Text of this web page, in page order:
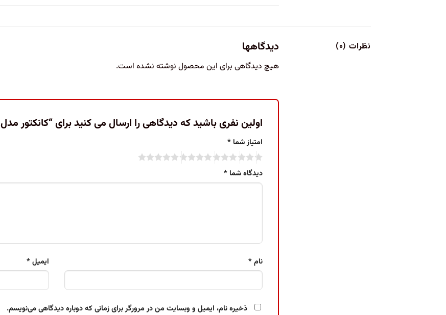
نظرات (۰) دیدگاهها
هیچ دیدگاهی برای این محصول نوشته نشده است.
اولین نفری باشید که دیدگاهی را ارسال می کنید برای “کانکتور مدل XT90 (مادگی)”
امتیاز شما *
دیدگاه شما *
نام* ایمیل*
ذخیره نام، ایمیل و وبسایت من در مرورگر برای زمانی که دوباره دیدگاهی می‌نویسم.